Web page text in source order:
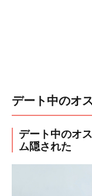
デート中のオ
デート中のオ
ム隠された